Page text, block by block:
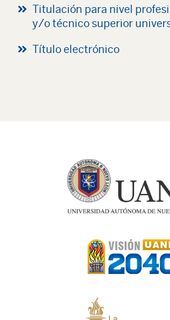
Titulación para nivel
y/o técnico superior
Título electrónico